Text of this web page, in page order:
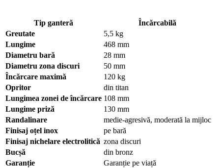
Tip ganteră
Încărcabilă
Greutate
5,5 kg
Lungime
468 mm
Diametru bară
28 mm
Diametru zona discuri
50 mm
Încărcare maximă
120 kg
Opritor
din titan
Lungimea zonei de încărcare 108 mm
Lungime priză
130 mm
Randalinare
medie-agresivă, moderată la mijloc
Finisaj oțel inox
pe bară
Finisaj nichelare electrolitică zona discuri
Bucșă
din bronz
Garanție
Garanție pe viață